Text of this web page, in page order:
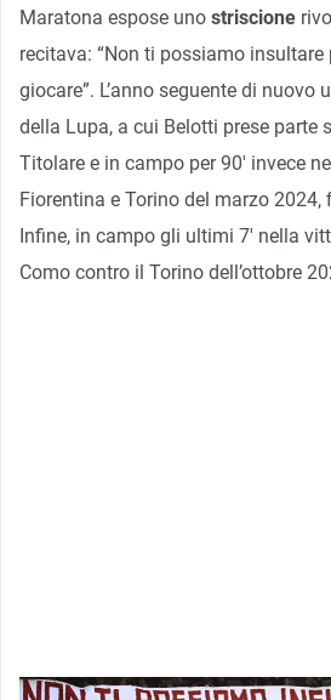
Maratona espose uno striscione
recitava: “Non ti possiamo
giocare”. L’anno seguente di nuovo
della Lupa, a cui Belotti prese parte
Titolare e in campo per 90′ invece
Fiorentina e Torino del marzo
Infine, in campo gli ultimi 7′ nella
Como contro il Torino dell’ottobre